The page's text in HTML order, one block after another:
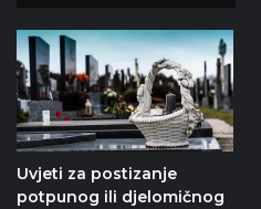
Uvjeti za postizanje
potpunog ili djelomičnog